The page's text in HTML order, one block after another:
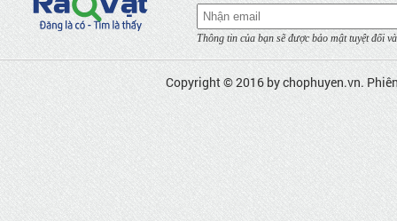
Thông tin của bạn sẽ được bảo mật tuyệt đối
Copyright © 2016 bychophuyen.vn.